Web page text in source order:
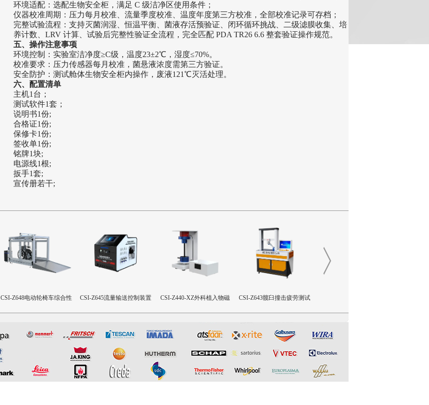
环境适配： 选配生物安全柜，满足 C 级洁净区使用条件；
仪器校准周期： 压力每月校准、流量季度校准、温度年度第三方校准，全部校准记录可存档；
完整试验流程： 支持灭菌润湿、恒温平衡、菌液存活预验证、闭环循环挑战、二级滤膜收集、培
养计数、 LRV 计算、试验后完整性验证全流程，完全匹配 PDA TR26 6.6 整套验证操作规范。
五、操作注意事项
‌环境控制 ‌： 实验室洁净度≥C级，温度23±2℃，湿度≤70%‌。
‌校准要求‌： 压力传感器每月校准，菌悬液浓度需第三方验证。
‌安全防护‌： 测试舱体生物安全柜内操作，废液121℃灭活处理。
六、配置清单
主机1台；
测试软件1套；
说明书1份;
合格证1份;
保修卡1份;
签收单1份;
铭牌1块;
电源线1根;
扳手1套;
宣传册若干;
CSI-Z645流量输送控制装置
CSI-Z440-XZ外科植入物磁
CSI-Z643髋臼撞击疲劳测试
CSI-Z642三轴疲劳试验机
测试仪